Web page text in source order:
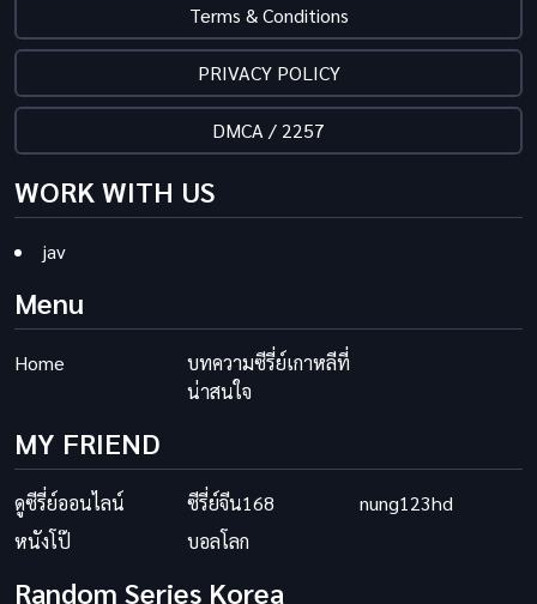
Terms & Conditions
PRIVACY POLICY
DMCA / 2257
WORK WITH US
jav
Menu
Home
บทความซีรี่ย์เกาหลีที่
น่าสนใจ
MY FRIEND
ดูซีรี่ย์ออนไลน์ ซีรี่ย์จีน168
nung123hd
หนังโป๊
บอลโลก
Random Series Korea